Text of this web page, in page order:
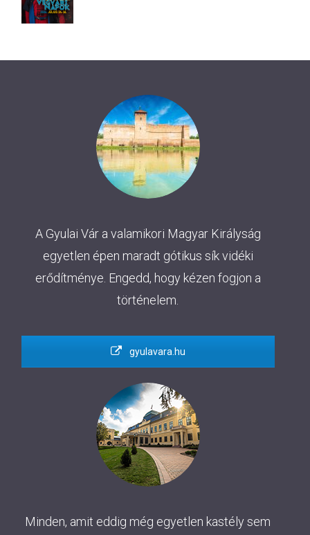
A Gyulai Vár a valamikori Magyar Királyság
egyetlen épen maradt gótikus sík vidéki
erődítménye. Engedd, hogy kézen fogjon a
történelem.
gyulavara.hu
Minden, amit eddig még egyetlen kastély sem